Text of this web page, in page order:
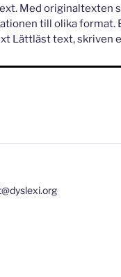
Med originaltexten
till olika format.
Lättläst text, skriven